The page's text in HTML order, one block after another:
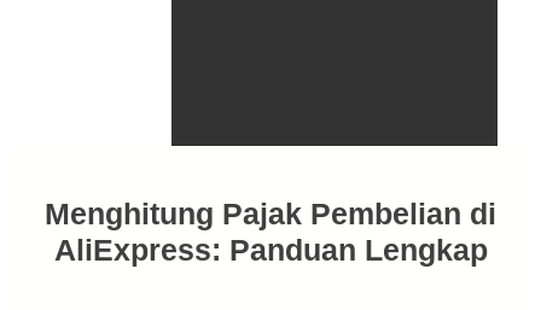
Menghitung Pajak Pembelian di
AliExpress: Panduan Lengkap